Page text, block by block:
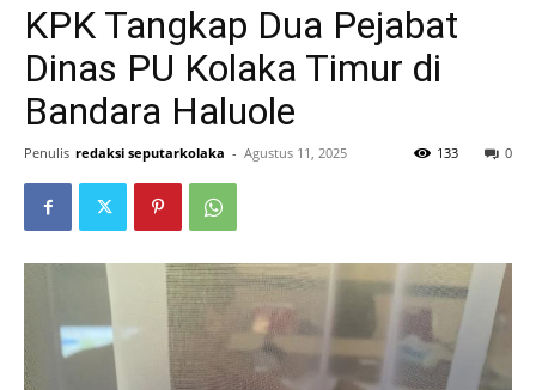
KPK Tangkap Dua Pejabat
Dinas PU Kolaka Timur di
Bandara Haluole
Penulis redaksi seputarkolaka - Agustus 11, 2025 0
133